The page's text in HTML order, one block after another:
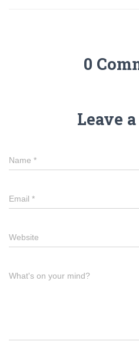
0
Leave
Name *
Email *
Website
What's on your mind?